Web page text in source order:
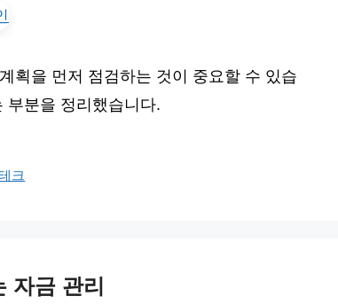
획을 먼저 점검하는 것이 중요할 수 있습
부분을 정리했습니다.
크
자금 관리